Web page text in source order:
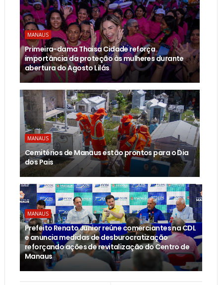
MANAUS
Primeira-dama Thaisa Cidade reforça
importância da proteção às mulheres durante
abertura do Agosto Lilás
MANAUS
Cemitérios de Manaus estão prontos para o Dia
dos Pais
MANAUS
Prefeito Renato Junior reúne comerciantes na CDL
e anuncia medidas de desburocratização
reforçando ações de revitalização do Centro de
Manaus